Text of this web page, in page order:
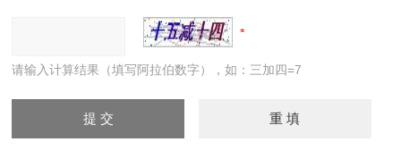
请输入计算结果（填写阿拉伯数字），如：三加四=7